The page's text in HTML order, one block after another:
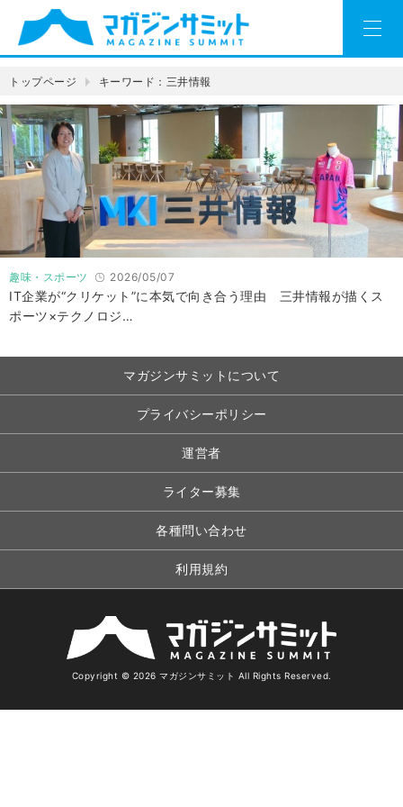
トップページ キーワード：三井情報
趣味・スポーツ 2026/05/07
IT企業が“クリケット”に本気で向き合う理由 三井情報が描くス
ポーツ×テクノロジ…
マガジンサミットについて
プライバシーポリシー
運営者
ライター募集
各種問い合わせ
利用規約
Copyright © 2026 マガジンサミット All Rights Reserved.